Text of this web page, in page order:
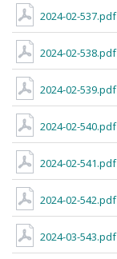
2024-02-537.pdf
2024-02-538.pdf
2024-02-539.pdf
2024-02-540.pdf
2024-02-541.pdf
2024-02-542.pdf
2024-03-543.pdf